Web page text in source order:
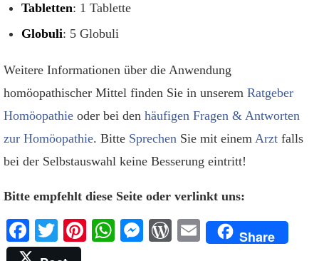
Tabletten: 1 Tablette
Globuli: 5 Globuli
Weitere Informationen über die Anwendung
homöopathischer Mittel finden Sie in unserem Ratgeber
Homöopathie oder bei den häufigen Fragen & Antworten
zur Homöopathie. Bitte Sprechen Sie mit einem Arzt falls
bei der Selbstauswahl keine Besserung eintritt!
Bitte empfehlt diese Seite oder verlinkt uns:
Facebook
TwitterPinterest
WhatsApp
Messenger
WordPress
EmailShare